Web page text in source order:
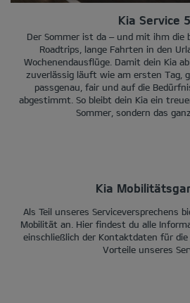
Kia Service
Der Sommer ist da – und mit ihm
Roadtrips, lange Fahrten in den
Wochenendausflüge. Damit dein Kia
zuverlässig läuft wie am ersten Tag,
passgenau, fair und auf die
abgestimmt. So bleibt dein Kia ein
Sommer, sondern das
Kia
Als Teil unseres Serviceversprechens
Mobilität an. Hier findest du alle
einschließlich der Kontaktdaten für
Vorteile unseres